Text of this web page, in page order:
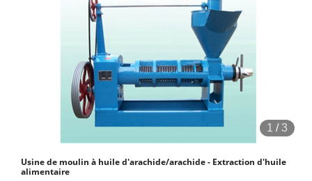
1 /3
Usine de moulin à huile d'arachide/arachide - Extraction d'huile
alimentaire